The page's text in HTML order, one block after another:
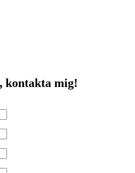
kontakta mig!